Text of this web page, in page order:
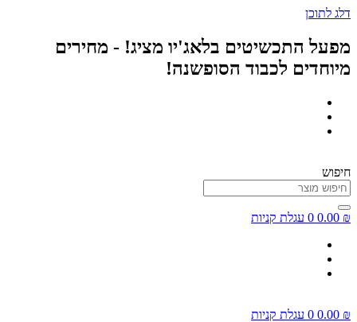
דלג לתוכן
מפעל התכשיטים בלאג'יו מציג! - מחירים
מיוחדים לכבוד הסופשנה!
חיפוש
0.00 ₪
0 עגלת קניות
0.00 ₪
0 עגלת קניות